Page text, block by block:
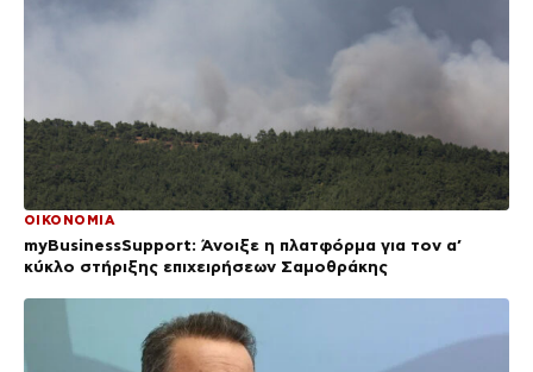
ΟΙΚΟΝΟΜΙΑ
myBusinessSupport: Άνοιξε η πλατφόρμα για τον α’
κύκλο στήριξης επιχειρήσεων Σαμοθράκης